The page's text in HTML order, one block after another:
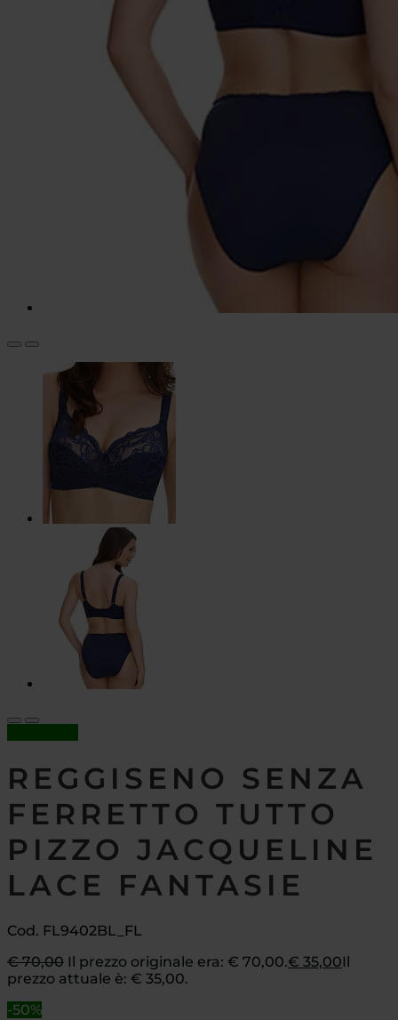
REGGISENO SENZA
FERRETTO TUTTO
PIZZO JACQUELINE
LACE FANTASIE
Cod. FL9402BL_FL
€70,00 Il prezzo originale era: € 70,00.€ 35,00Il
prezzo attuale è: € 35,00.
-50%